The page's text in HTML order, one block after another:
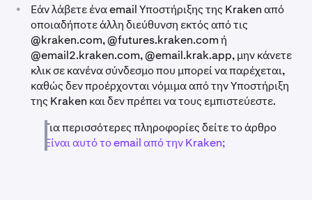
•
Εάν λάβετε ένα email Υποστήριξης της Kraken από
οποιαδήποτε άλλη διεύθυνση εκτός από τις
@kraken.com, @futures.kraken.com ή
@email2.kraken.com, @email.krak.app,μην κάνετε
κλικ σε κανένα σύνδεσμο που μπορεί να παρέχεται,
καθώς δεν προέρχονται νόμιμα από την Υποστήριξη
της Kraken και δεν πρέπει να τους εμπιστεύεστε.
Για περισσότερες πληροφορίες δείτε το άρθρο
Είναι αυτό το email από την Kraken;